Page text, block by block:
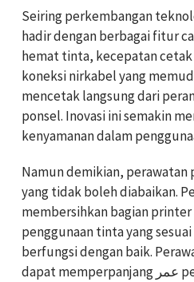
Seiring perkembangan
hadir dengan berbagai fitur
hemat tinta, kecepatan
koneksi nirkabel yang
mencetak langsung dari
ponsel. Inovasi ini semakin
kenyamanan dalam
Namun demikian,
yang tidak boleh diabaikan.
membersihkan bagian
penggunaan tinta yang
berfungsi dengan baik.
dapat memperpanjang عمر pemakaian printer dan